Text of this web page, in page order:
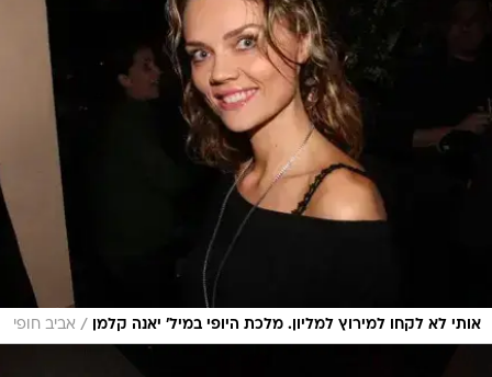
אותי לא לקחו למירוץ למליון. מלכת היופי במיל' יאנה קלמן / אביב חופי